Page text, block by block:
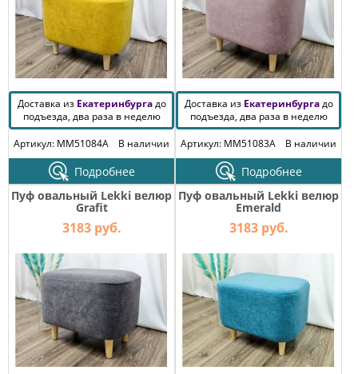
Доставка из Екатеринбургадо
подъезда, два раза в неделю
Артикул: MM51084A
В наличии
Подробнее
Доставка из Екатеринбургадо
подъезда, два раза в неделю
Артикул: MM51083A
В наличии
Подробнее
Пуф овальный Lekki велюр
Grafit
3183 руб.
Пуф овальный Lekki велюр
Emerald
3183 руб.